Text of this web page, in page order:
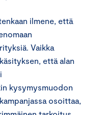
ilmene, että
Vaikka
että alan
kysymysmuodon
osoittaa,